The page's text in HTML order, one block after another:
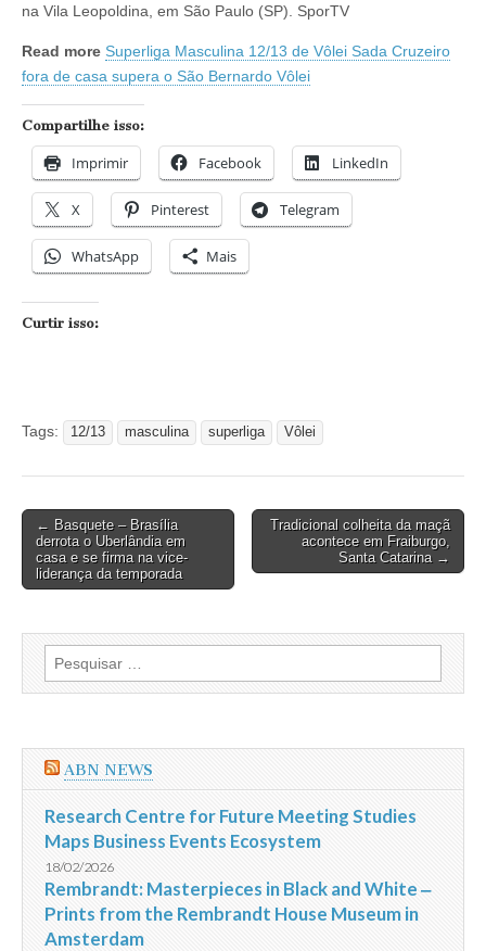
na Vila Leopoldina, em São Paulo (SP). SporTV
Read more Superliga Masculina 12/13 de Vôlei Sada Cruzeiro
fora de casa supera o São Bernardo Vôlei
Compartilhe isso:
Imprimir Facebook LinkedIn
X Pinterest Telegram
WhatsApp Mais
Curtir isso:
Tags: 12/13 masculina superliga Vôlei
Post
navigation
← Basquete – Brasília
derrota o Uberlândia em
casa e se firma na vice-
liderança da temporada
Tradicional colheita da maçã
acontece em Fraiburgo,
Santa Catarina →
Pesquisar
por:
ABN NEWS
Research Centre for Future Meeting Studies
Maps Business Events Ecosystem
18/02/2026
Rembrandt: Masterpieces in Black and White ‒
Prints from the Rembrandt House Museum in
Amsterdam